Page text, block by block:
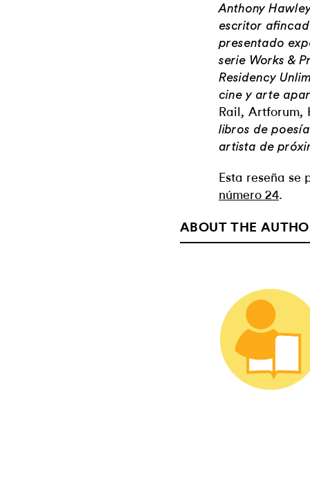
Anthony
escritor
presentado
serie Works &
Residency
cine y arte
Rail , Artforum,
libros de
artista de
Esta reseña
número 24.
ABOUT THE